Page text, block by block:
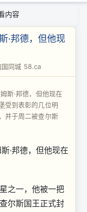
内容
·邦德，但他现
国同城 58.ca
斯·邦德，但他现在
受到表彰的几位明
并于周二被查尔斯
·邦德，但他现在
之一，他被一把
尔斯国王正式封